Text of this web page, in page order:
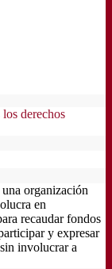
derechos
organización
en
recaudar fondos
y expresar
involucrar a